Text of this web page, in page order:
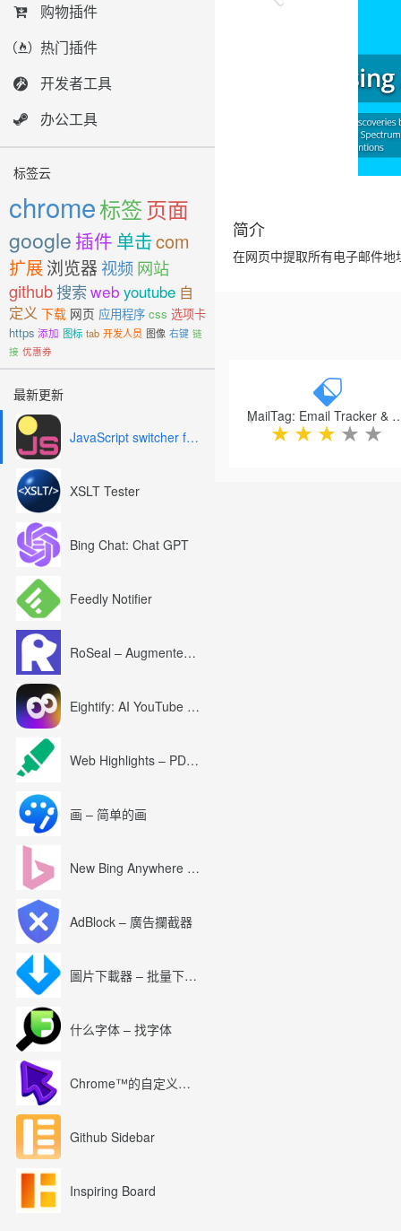
购物插件
热门插件
开发者工具
办公工具
标签云
chrome标签页面
google 插件 单击com
扩展浏览器 视频网站
github搜索web youtube 自
定义 下载 网页 应用程序 css 选项卡
https 添加 图标 tab 开发人员 图像 右键 链
接 优惠券
最新更新
JavaScript switcher for SEO and development
XSLT Tester
Bing Chat: Chat GPT
Feedly Notifier
RoSeal – Augmented Roblox Experience
Eightify: AI YouTube Summary with ChatGPT
Web Highlights – PDF & Web Highlighter
画 – 简单的画
New Bing Anywhere (Bing Chat GPT-4)
AdBlock – 廣告攔截器
圖片下載器 – 批量下載圖片
什么字体 – 找字体
Chrome™的自定义光标
Github Sidebar
Inspiring Board
简介
在网页中提取所有电子邮件地
MailTag: Email
★ ★ ★ ★ ★